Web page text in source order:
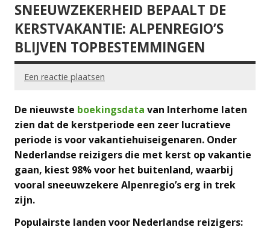
SNEEUWZEKERHEID BEPAALT DE
KERSTVAKANTIE: ALPENREGIO’S
BLIJVEN TOPBESTEMMINGEN
Een reactie plaatsen
De nieuwste boekingsdata van Interhome laten
zien dat de kerstperiode een zeer lucratieve
periode is voor vakantiehuiseigenaren. Onder
Nederlandse reizigers die met kerst op vakantie
gaan, kiest 98% voor het buitenland, waarbij
vooral sneeuwzekere Alpenregio’s erg in trek
zijn.
Populairste landen voor Nederlandse reizigers: